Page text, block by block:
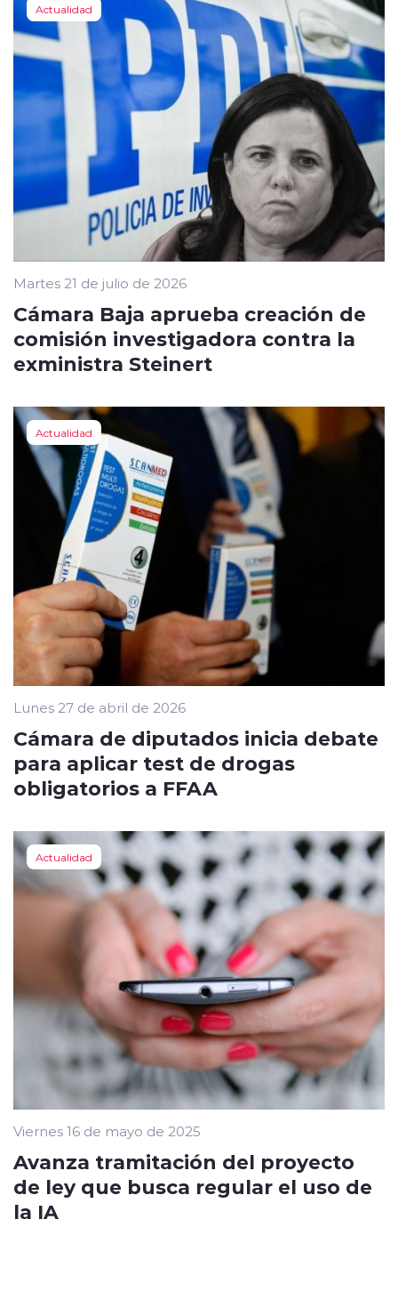
Actualidad
Martes 21 de julio de 2026
Cámara Baja aprueba creación de
comisión investigadora contra la
exministra Steinert
Actualidad
Lunes 27 de abril de 2026
Cámara de diputados inicia debate
para aplicar test de drogas
obligatorios a FFAA
Actualidad
Viernes 16 de mayo de 2025
Avanza tramitación del proyecto
de ley que busca regular el uso de
la IA